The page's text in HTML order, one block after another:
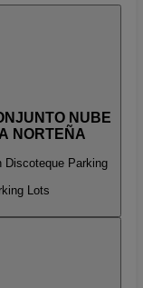
NUBE
NORTEÑA
Discoteque Parking
Lots